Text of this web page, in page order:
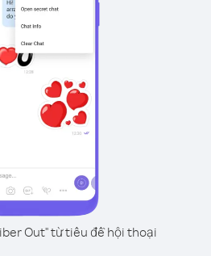
Out" từ tiêu đề hội thoại